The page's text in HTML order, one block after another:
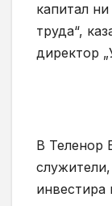
капитал
труда“,
директор
В Теленор
инвестира